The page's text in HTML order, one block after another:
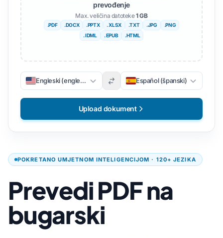
POKRETANO UMJETNOM INTELIGENCIJOM · 120+ JEZIKA
Prevedi PDF na
bugarski
prevođenje
Max. veličina datoteke1 GB
.PDF .DOCX .PPTX . XLSX .TXT .JPG
.PNG
. IDML
. EPUB .HTML
Engleski (engleski) Español (španski)
Upload dokument